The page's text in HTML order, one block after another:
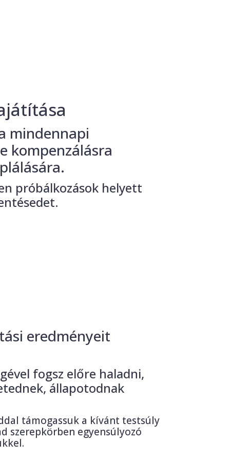
mindennapi
kompenzálásra
próbálkozások helyett
eredményeit
fogsz előre haladni,
állapotodnak
támogassuk a kívánt testsúly
szerepkörben egyensúlyozó